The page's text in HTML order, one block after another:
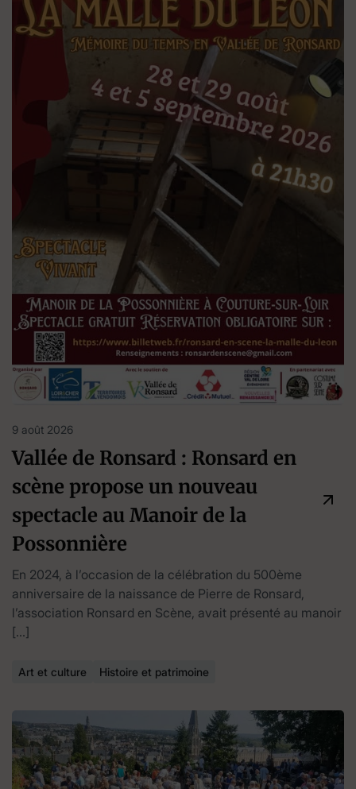
9 août 2026
Vallée de Ronsard : Ronsard en
scène propose un nouveau
spectacle au Manoir de la
Possonnière
En 2024, à l’occasion de la célébration du 500ème
anniversaire de la naissance de Pierre de Ronsard,
l’association Ronsard en Scène, avait présenté au manoir
[…]
Art et culture Histoire et patrimoine